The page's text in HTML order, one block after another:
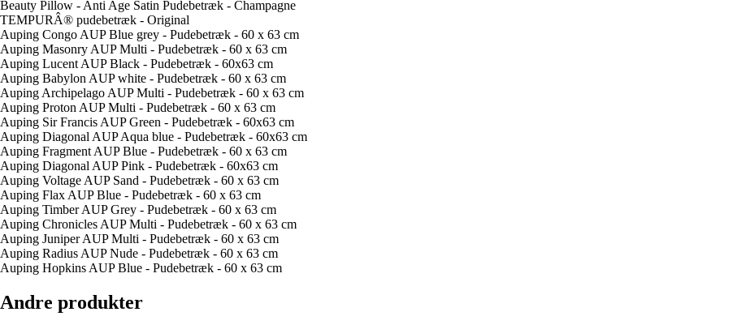
Beauty Pillow - Anti Age Satin Pudebetræk - Champagne
TEMPURÂ® pudebetræk - Original
Auping Congo AUP Blue grey - Pudebetræk - 60 x 63 cm
Auping Masonry AUP Multi - Pudebetræk - 60 x 63 cm
Auping Lucent AUP Black - Pudebetræk - 60x63 cm
Auping Babylon AUP white - Pudebetræk - 60 x 63 cm
Auping Archipelago AUP Multi - Pudebetræk - 60 x 63 cm
Auping Proton AUP Multi - Pudebetræk - 60 x 63 cm
Auping Sir Francis AUP Green - Pudebetræk - 60x63 cm
Auping Diagonal AUP Aqua blue - Pudebetræk - 60x63 cm
Auping Fragment AUP Blue - Pudebetræk - 60 x 63 cm
Auping Diagonal AUP Pink - Pudebetræk - 60x63 cm
Auping Voltage AUP Sand - Pudebetræk - 60 x 63 cm
Auping Flax AUP Blue - Pudebetræk - 60 x 63 cm
Auping Timber AUP Grey - Pudebetræk - 60 x 63 cm
Auping Chronicles AUP Multi - Pudebetræk - 60 x 63 cm
Auping Juniper AUP Multi - Pudebetræk - 60 x 63 cm
Auping Radius AUP Nude - Pudebetræk - 60 x 63 cm
Auping Hopkins AUP Blue - Pudebetræk - 60 x 63 cm
Andre produkter